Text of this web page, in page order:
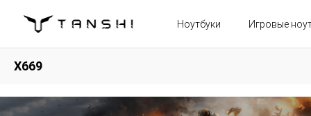
Ноутбуки Игровые
X669